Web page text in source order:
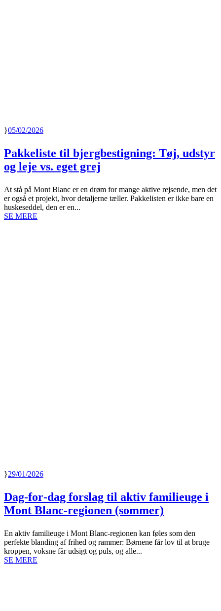
05/02/2026
Pakkeliste til bjergbestigning: Tøj, udstyr
og leje vs. eget grej
At stå på Mont Blanc er en drøm for mange aktive rejsende, men det
er også et projekt, hvor detaljerne tæller. Pakkelisten er ikke bare en
huskeseddel, den er en...
SE MERE
29/01/2026
Dag‑for‑dag forslag til aktiv familieuge i
Mont Blanc‑regionen (sommer)
En aktiv familieuge i Mont Blanc-regionen kan føles som den
perfekte blanding af frihed og rammer: Børnene får lov til at bruge
kroppen, voksne får udsigt og puls, og alle...
SE MERE